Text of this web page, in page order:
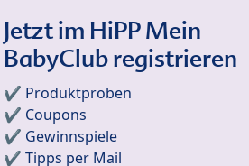
Jetzt im HiPP Mein
BabyClub registrieren
✔️ Produktproben
✔️ Coupons
✔️ Gewinnspiele
✔️ Tipps per Mail